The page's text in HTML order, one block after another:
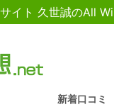
イト 久世誠のAll
新着口コミ